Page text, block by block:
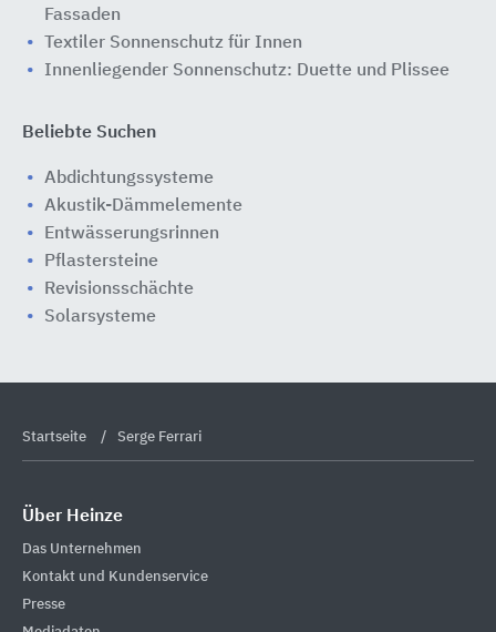
Fassaden
Textiler Sonnenschutz für Innen
Innenliegender Sonnenschutz: Duette und Plissee
Beliebte Suchen
Abdichtungssysteme
Akustik-Dämmelemente
Entwässerungsrinnen
Pflastersteine
Revisionsschächte
Solarsysteme
Startseite Serge Ferrari
Über Heinze
Das Unternehmen
Kontakt und Kundenservice
Presse